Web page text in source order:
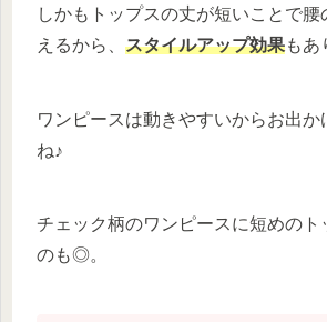
しかもトップスの丈が短いことで腰
えるから、 スタイルアップ効果もあ
ワンピースは動きやすいからお出か
ね♪
チェック柄のワンピースに短めのト
のも◎。